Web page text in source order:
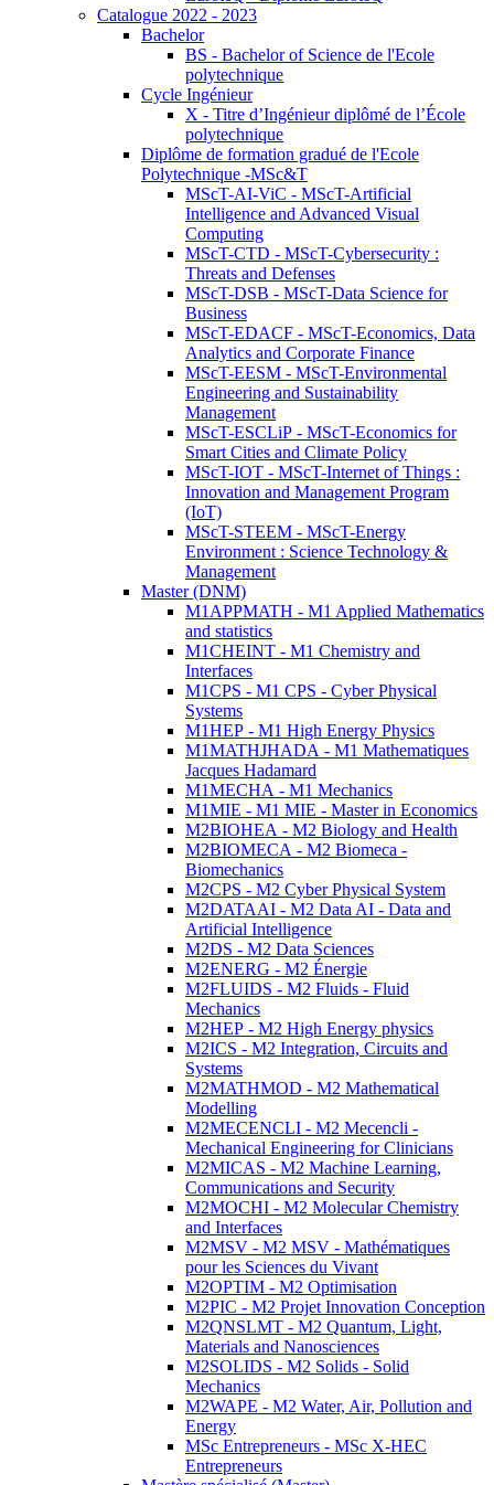
Catalogue 2022 - 2023
Bachelor
BS - Bachelor of Science de l'Ecole
polytechnique
Cycle Ingénieur
X - Titre d’Ingénieur diplômé de l’École
polytechnique
Diplôme de formation gradué de l'Ecole
Polytechnique -MSc&T
MScT-AI-ViC - MScT-Artificial
Intelligence and Advanced Visual
Computing
MScT-CTD - MScT-Cybersecurity :
Threats and Defenses
MScT-DSB - MScT-Data Science for
Business
MScT-EDACF - MScT-Economics, Data
Analytics and Corporate Finance
MScT-EESM - MScT-Environmental
Engineering and Sustainability
Management
MScT-ESCLiP - MScT-Economics for
Smart Cities and Climate Policy
MScT-IOT - MScT-Internet of Things :
Innovation and Management Program
(IoT)
MScT-STEEM - MScT-Energy
Environment : Science Technology &
Management
Master (DNM)
M1APPMATH - M1 Applied Mathematics
and statistics
M1CHEINT - M1 Chemistry and
Interfaces
M1CPS - M1 CPS - Cyber Physical
Systems
M1HEP - M1 High Energy Physics
M1MATHJHADA - M1 Mathematiques
Jacques Hadamard
M1MECHA - M1 Mechanics
M1MIE - M1 MIE - Master in Economics
M2BIOHEA - M2 Biology and Health
M2BIOMECA - M2 Biomeca -
Biomechanics
M2CPS - M2 Cyber Physical System
M2DATAAI - M2 Data AI - Data and
Artificial Intelligence
M2DS - M2 Data Sciences
M2ENERG - M2 Énergie
M2FLUIDS - M2 Fluids - Fluid
Mechanics
M2HEP - M2 High Energy physics
M2ICS - M2 Integration, Circuits and
Systems
M2MATHMOD - M2 Mathematical
Modelling
M2MECENCLI - M2 Mecencli -
Mechanical Engineering for Clinicians
M2MICAS - M2 Machine Learning,
Communications and Security
M2MOCHI - M2 Molecular Chemistry
and Interfaces
M2MSV - M2 MSV - Mathématiques
pour les Sciences du Vivant
M2OPTIM - M2 Optimisation
M2PIC - M2 Projet Innovation Conception
M2QNSLMT - M2 Quantum, Light,
Materials and Nanosciences
M2SOLIDS - M2 Solids - Solid
Mechanics
M2WAPE - M2 Water, Air, Pollution and
Energy
MSc Entrepreneurs - MSc X-HEC
Entrepreneurs